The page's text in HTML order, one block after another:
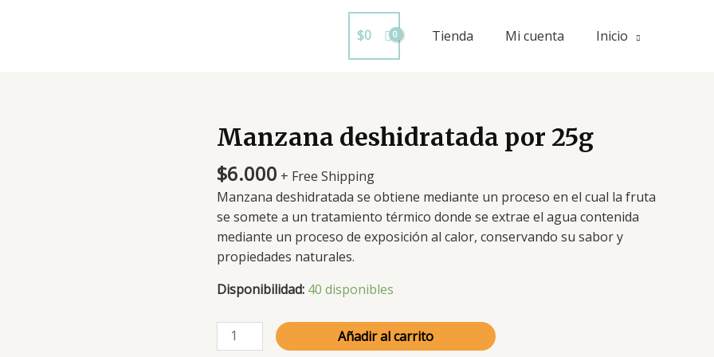
$0 Tienda Mi cuenta Inicio
Manzana deshidratada por 25g
$6.000 + Free Shipping
Manzana deshidratada se obtiene mediante un proceso en el cual la fruta
se somete a un tratamiento térmico donde se extrae el agua contenida
mediante un proceso de exposición al calor, conservando su sabor y
propiedades naturales.
Disponibilidad: 40 disponibles
Manzana
deshidratada
Añadir al carrito